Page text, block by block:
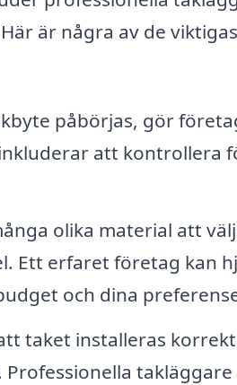
är några av de
påbörjas, gör
att kontrollera
olika material att
Ett erfaret företag kan
och dina
taket installeras